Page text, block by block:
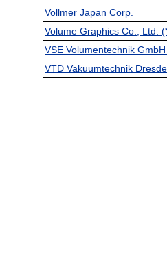
Vollmer Japan Corp.
Volume Graphics Co., Ltd.
VSE Volumentechnik
VTD Vakuumtechnik